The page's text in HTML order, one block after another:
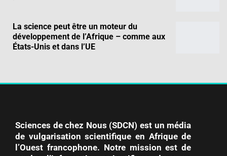
La science peut être un moteur du
développement de l’Afrique – comme aux
États-Unis et dans l’UE
Sciences de chez Nous (SDCN) est un média
de vulgarisation scientifique en Afrique de
l’Ouest francophone. Notre mission est de